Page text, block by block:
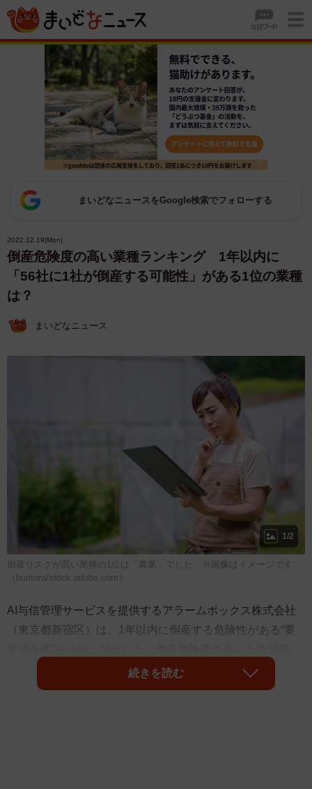
まいどなニュースをGoogle検索でフォローする
2022.12.19(Mon)
倒産危険度の高い業種ランキング 1年以内に
「56社に1社が倒産する可能性」がある1位の業種
は？
まいどなニュース
1/2
倒産リスクが高い業種の1位は「農業」でした ※画像はイメージです
（buritora/stock.adobe.com）
AI与信管理サービスを提供するアラームボックス株式会社
（東京都新宿区）は、1年以内に倒産する危険性がある“要
種」を発表しました。その結果、倒産リスクが高い業種の1
位は「農業」だったそうです。
続きを読む